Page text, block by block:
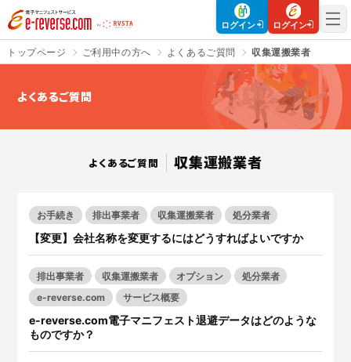
電子マニフェストサービス | e-reverse.com（イーリバースドットコ
ログイン ログイン
「産廃管理業務をとことんラク
サービスサイトを見る
建設現場における
入退場も、調整会議も、もっと
ラクに
Buildeeと連携した機器及びシス
テムを提供するサービスです。
サービスサイトを見る
CO₂排出量を「見える化」して
みる？
建設業界に特化したCO₂排出量
の算出・可視化が可能な新しい
クラウドサービスです。
サービスサイトを見る
トップページ ご利用中の方へ よくあるご質問 収集運搬業者
よくあるご質問
よくあるご質問 収集運搬業者
お手続き 排出事業者 収集運搬業者 処分業者
【変更】会社名称を変更するにはどうすればよいですか
排出事業者 収集運搬業者 オプション
処分業者
e-reverse.com
サービス概要
e-reverse.com電子マニフェスト退避データはどのような
ものですか？